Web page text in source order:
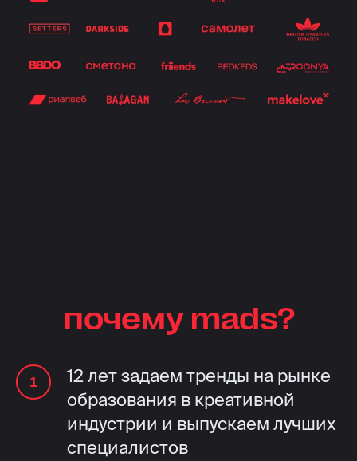
почему mads?
12 лет задаем тренды на рынке
образования в креативной
индустрии и выпускаем лучших
специалистов